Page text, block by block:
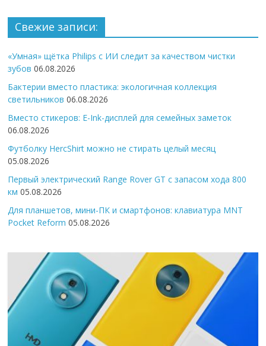
Свежие записи:
«Умная» щётка Philips с ИИ следит за качеством чистки
зубов 06.08.2026
Бактерии вместо пластика: экологичная коллекция
светильников 06.08.2026
Вместо стикеров: E-Ink-дисплей для семейных заметок
06.08.2026
Футболку HercShirt можно не стирать целый месяц
05.08.2026
Первый электрический Range Rover GT с запасом хода 800
км 05.08.2026
Для планшетов, мини-ПК и смартфонов: клавиатура MNT
Pocket Reform 05.08.2026